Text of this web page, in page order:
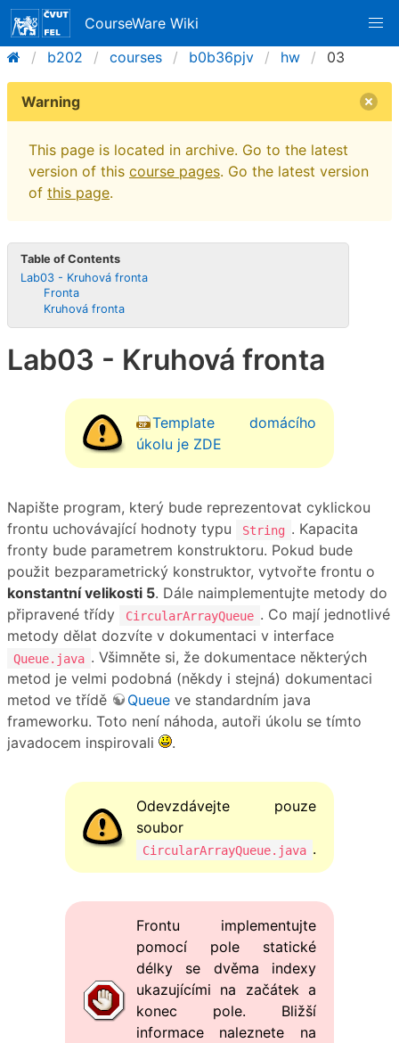
CourseWare Wiki
b202
courses b0b36pjv hw 03
Warning
This page is located in archive. Go to the latest
version of this course pages. Go the latest version
of this page.
Table of Contents
Lab03 - Kruhová fronta
Fronta
Kruhová fronta
Lab03 - Kruhová fronta
Template domácího
úkolu je ZDE
Napište program, který bude reprezentovat cyklickou
frontu uchovávající hodnoty typu
String . Kapacita
fronty bude parametrem konstruktoru. Pokud bude
použit bezparametrický konstruktor, vytvořte frontu o
konstantní velikosti 5. Dále naimplementujte metody do
připravené třídy
CircularArrayQueue . Co mají jednotlivé
metody dělat dozvíte v dokumentaci v interface
Queue.java . Všimněte si, že dokumentace některých
metod je velmi podobná (někdy i stejná) dokumentaci
metod ve třídě
Queue ve standardním java
frameworku. Toto není náhoda, autoři úkolu se tímto
javadocem inspirovali
.
Odevzdávejte pouze
soubor
CircularArrayQueue.java .
Frontu implementujte
pomocí pole statické
délky se dvěma indexy
ukazujícími na začátek a
konec pole. Bližší
informace naleznete na